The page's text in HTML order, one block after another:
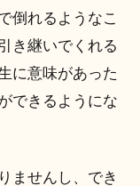
倒れるようなこ
き継いでくれる
に意味があった
できるようにな
ませんし、でき